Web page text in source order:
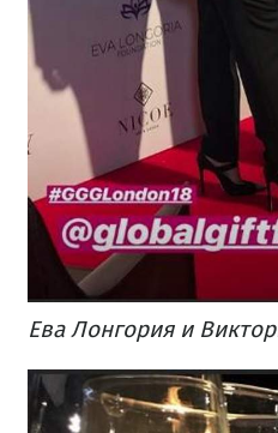
Ева Лонгория и